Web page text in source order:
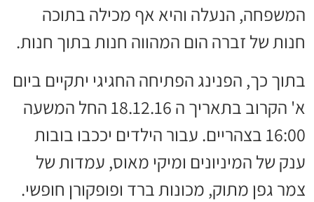
המשפחה, הנעלה והיא אף מכילה בתוכה
חנות של זברה הום המהווה חנות בתוך חנות.
בתוך כך, הפנינג הפתיחה החגיגי יתקיים ביום
א' הקרוב בתאריך ה 18.12.16 החל המשעה
16:00 בצהריים. עבור הילדים יככבו בובות
ענק של המיניונים ומיקי מאוס, עמדות של
צמר גפן מתוק, מכונות ברד ופופקורן חופשי.